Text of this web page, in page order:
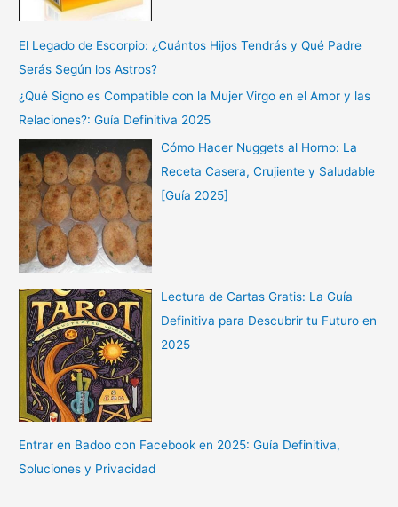
El Legado de Escorpio: ¿Cuántos Hijos Tendrás y Qué Padre
Serás Según los Astros?
¿Qué Signo es Compatible con la Mujer Virgo en el Amor y las
Relaciones?: Guía Definitiva 2025
Cómo Hacer Nuggets al Horno: La
Receta Casera, Crujiente y Saludable
[Guía 2025]
Lectura de Cartas Gratis: La Guía
Definitiva para Descubrir tu Futuro en
2025
Entrar en Badoo con Facebook en 2025: Guía Definitiva,
Soluciones y Privacidad